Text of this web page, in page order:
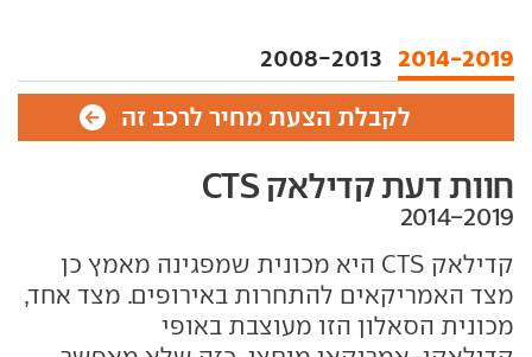
2014-2019
2008-2013
לקבלת הצעת מחיר לרכב זה
חוות דעת קדילאק CTS
קדילאק CTS היא מכונית שמפגינה מאמץ כן
מצד האמריקאים להתחרות באירופים. מצד אחד,
מכונית הסאלון הזו מעוצבת באופי